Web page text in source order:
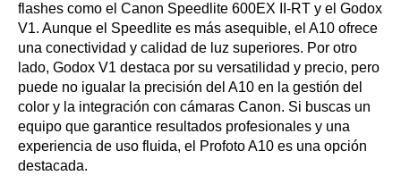
flashes como el Canon Speedlite 600EX II-RT y el Godox
V1. Aunque el Speedlite es más asequible, el A10 ofrece
una conectividad y calidad de luz superiores. Por otro
lado, Godox V1 destaca por su versatilidad y precio, pero
puede no igualar la precisión del A10 en la gestión del
color y la integración con cámaras Canon. Si buscas un
equipo que garantice resultados profesionales y una
experiencia de uso fluida, el Profoto A10 es una opción
destacada.